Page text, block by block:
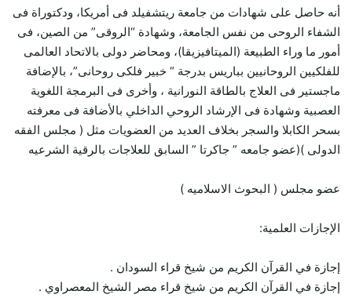
أنه حاصل على شهادات من جامعة ريتشفيلد فى أمريكا، ودكتوراة فى
الشفاء الروحى من نفس الجامعة، وشهادة “الروقى” من الصين، فى
أمور ما وراء الطبيعة (الميتافيزيقا)، ومحاضر دولى بالاتحاد العالمى
للفلكيين الروحانيين بباريس بدرجة “ خبير فلكى روحانى”، بالإضافة
ماجستير فى العلاج بالطاقة النورانية ، وأخرى فى البرمجة اللغوية
العصبية وشهادة فى الإرشاد الروحي الداخلي بالأضافة فى معرفته
بسحر الكابلا والسجر بخلاف العديد من العضويات مثل ( مجلس الفقه
الدولى )(عضو جامعه ” جاكرتا ” السابق للعلاجات بالرقية الشرعيه
عضو مجلس ( البحوث الاسلاميه )
الإجازات العلمية:
إجازة في القرآن الكريم من شيخ قراء السودان .
إجازة في القرآن الكريم من شيخ قراء مصر الشيخ المعصراوي .